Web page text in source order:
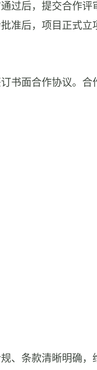
过后，提交合作评
准后，项目正式立
书面合作协议。合
、条款清晰明确，